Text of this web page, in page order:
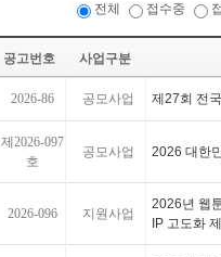
전체 접수중
공고번호 사업구분
2026-86 공모사업 제27회 전
제2026-097
호
공모사업 2026 대한
2026-096 지원사업
2026년 웹
IP 고도화